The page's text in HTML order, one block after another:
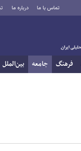
تماس با ما درباره ما
فرهنگ جامعه بین‌الملل